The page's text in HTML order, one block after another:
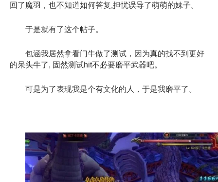
回了魔羽，也不知道如何答复,担忧误导了萌萌的妹子。
于是就有了这个帖子。
包涵我居然拿看门牛做了测试，因为真的找不到更好
的呆头牛了, 固然测试hit不必要磨平武器吧。
可是为了表现我是个有文化的人，于是我磨平了。